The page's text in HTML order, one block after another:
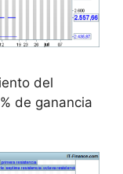
del
de ganancia